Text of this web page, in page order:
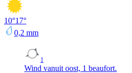
10°17°
0,2 mm
1
Wind vanuit oost, 1 beaufort.